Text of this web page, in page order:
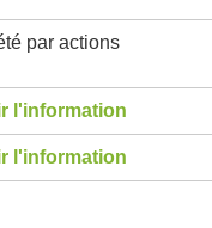
par actions
l'information
l'information